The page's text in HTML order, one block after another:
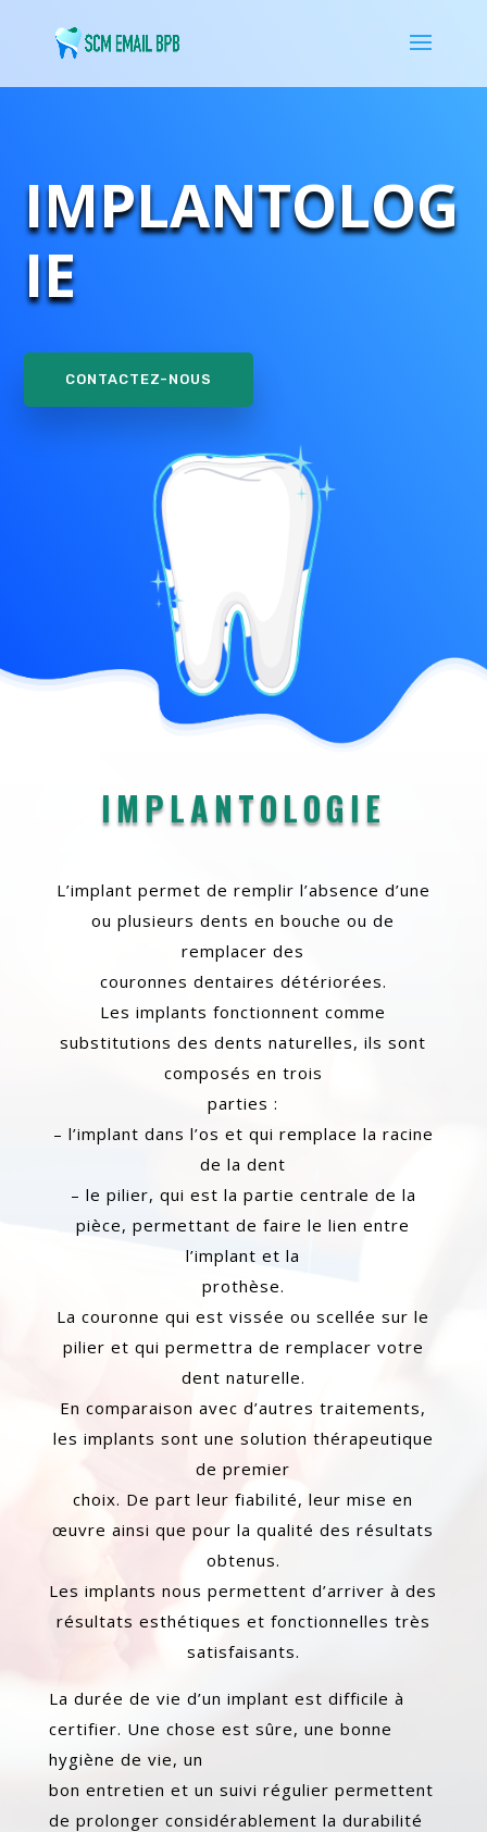
IMPLANTOLOG
IE
CONTACTEZ-NOUS
IMPLANTOLOGIE
L’implant permet de remplir l’absence d’une
ou plusieurs dents en bouche ou de
remplacer des
couronnes dentaires détériorées.
Les implants fonctionnent comme
substitutions des dents naturelles, ils sont
composés en trois
parties :
– l’implant dans l’os et qui remplace la racine
de la dent
– le pilier, qui est la partie centrale de la
pièce, permettant de faire le lien entre
l’implant et la
prothèse.
La couronne qui est vissée ou scellée sur le
pilier et qui permettra de remplacer votre
dent naturelle.
En comparaison avec d’autres traitements,
les implants sont une solution thérapeutique
de premier
choix. De part leur fiabilité, leur mise en
œuvre ainsi que pour la qualité des résultats
obtenus.
Les implants nous permettent d’arriver à des
résultats esthétiques et fonctionnelles très
satisfaisants.
La durée de vie d’un implant est difficile à
certifier. Une chose est sûre, une bonne
hygiène de vie, un
bon entretien et un suivi régulier permettent
de prolonger considérablement la durabilité